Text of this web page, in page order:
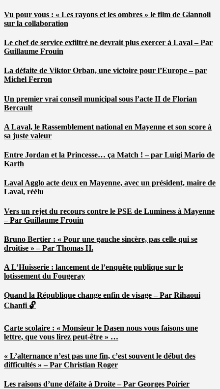
Vu pour vous : « Les rayons et les ombres » le film de Giannoli
sur la collaboration
Le chef de service exfiltré ne devrait plus exercer à Laval – Par
Guillaume Frouin
La défaite de Viktor Orban, une victoire pour l’Europe – par
Michel Ferron
Un premier vrai conseil municipal sous l’acte II de Florian
Bercault
A Laval, le Rassemblement national en Mayenne et son score à
sa juste valeur
Entre Jordan et la Princesse… ça Match ! – par Luigi Mario de
Karth
Laval Agglo acte deux en Mayenne, avec un président, maire de
Laval, réélu
Vers un rejet du recours contre le PSE de Luminess à Mayenne
– Par Guillaume Frouin
Bruno Bertier : « Pour une gauche sincère, pas celle qui se
droitise » – Par Thomas H.
A L’Huisserie : lancement de l’enquête publique sur le
lotissement du Fougeray
Quand la République change enfin de visage – Par Rihaoui
Chanfi 🔓
Carte scolaire : « Monsieur le Dasen nous vous faisons une
lettre, que vous lirez peut-être » …
« L’alternance n’est pas une fin, c’est souvent le début des
difficultés » – Par Christian Roger
Les raisons d’une défaite à Droite – Par Georges Poirier